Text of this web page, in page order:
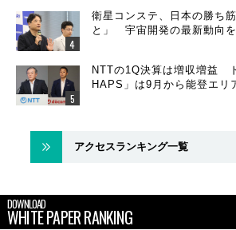
衛星コンステ、日本の勝ち
と」 宇宙開発の最新動向
NTTの1Q決算は増収増益
HAPS」は9月から能登エリ
アクセスランキング一覧
DOWNLOAD
WHITE PAPER RANKING